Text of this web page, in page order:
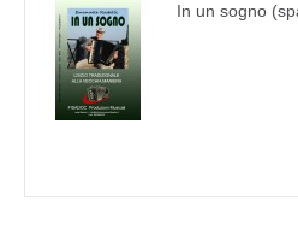
In un sogno